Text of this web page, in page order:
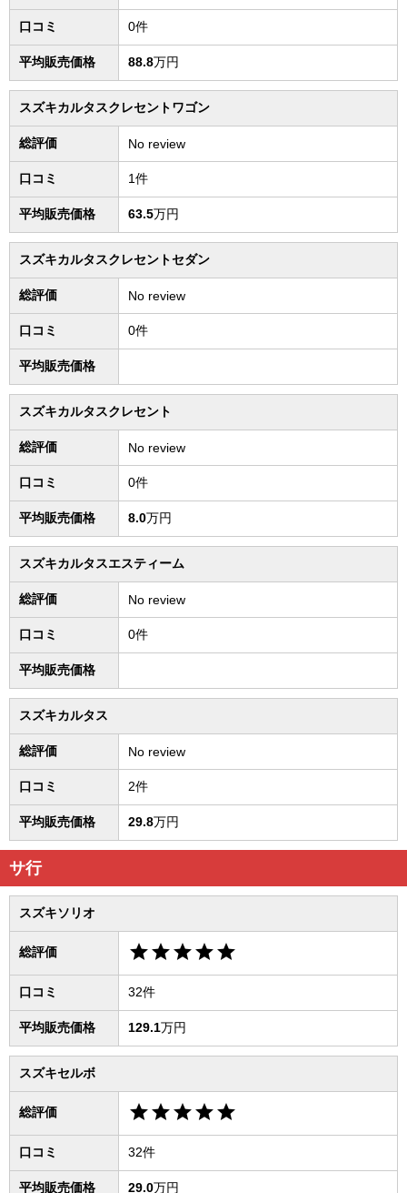
口コミ 0件
平均販売価格 88.8万円
スズキカルタスクレセントワゴン
総評価 No review
口コミ 1件
平均販売価格 63.5万円
スズキカルタスクレセントセダン
総評価 No review
口コミ 0件
平均販売価格
スズキカルタスクレセント
総評価 No review
口コミ 0件
平均販売価格 8.0万円
スズキカルタスエスティーム
総評価 No review
口コミ 0件
平均販売価格
スズキカルタス
総評価 No review
口コミ 2件
平均販売価格 29.8万円
サ行
スズキソリオ
総評価 starstarstarstarstar
口コミ 32件
平均販売価格 129.1万円
スズキセルボ
総評価 starstarstarstarstar
口コミ 32件
平均販売価格 29.0万円